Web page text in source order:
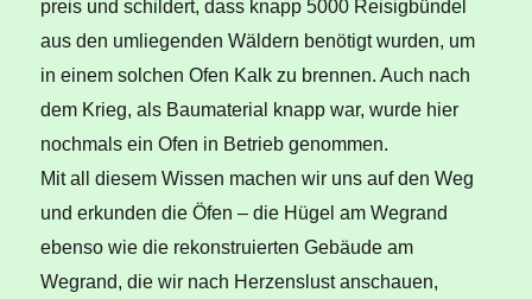
preis und schildert, dass knapp 5000 Reisigbündel
aus den umliegenden Wäldern benötigt wurden, um
in einem solchen Ofen Kalk zu brennen. Auch nach
dem Krieg, als Baumaterial knapp war, wurde hier
nochmals ein Ofen in Betrieb genommen.
Mit all diesem Wissen machen wir uns auf den Weg
und erkunden die Öfen – die Hügel am Wegrand
ebenso wie die rekonstruierten Gebäude am
Wegrand, die wir nach Herzenslust anschauen,